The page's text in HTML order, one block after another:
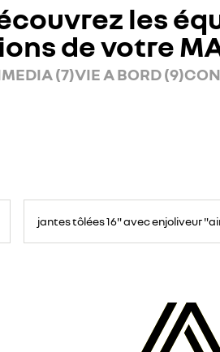
les
de votre
(7)VIE A BORD (9)
jantes tôlées 16" avec enjoliveur